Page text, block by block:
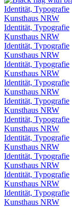
Identität, Typografie
Kunsthaus NRW
Identität, Typografie
Kunsthaus NRW
Identität, Typografie
Kunsthaus NRW
Identität, Typografie
Kunsthaus NRW
Identität, Typografie
Kunsthaus NRW
Identität, Typografie
Kunsthaus NRW
Identität, Typografie
Kunsthaus NRW
Identität, Typografie
Kunsthaus NRW
Identität, Typografie
Kunsthaus NRW
Identität, Typografie
Kunsthaus NRW
Identität, Typografie
Kunsthaus NRW